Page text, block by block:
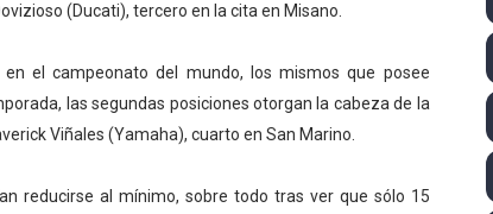
(Tokio, Japón) - Estados Unidos invencibles, ya
Impact! con Jason Hotch como nuevo TNA
- La delegación italiana arrasa con 4 oros y 4
Intercontinental, su primer título individual en
(Ducati), tercero en la cita en Misano.
el campeonato del mundo, los mismos que posee
las segundas posiciones otorgan la cabeza de la
Viñales (Yamaha), cuarto en San Marino.
reducirse al mínimo, sobre todo tras ver que sólo 15